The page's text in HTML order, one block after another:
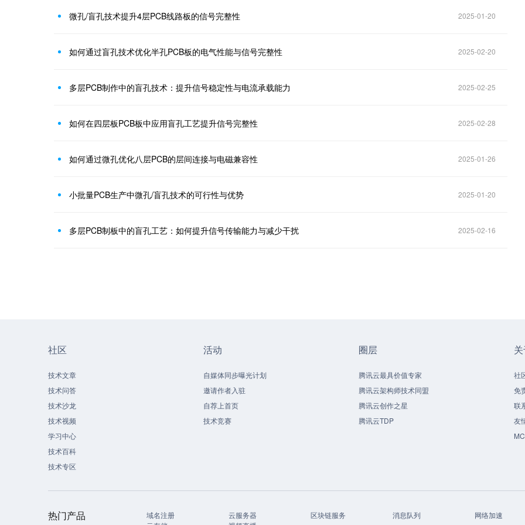
微孔/盲孔技术提升4层PCB线路板的信号完整性 2025-01-20
如何通过盲孔技术优化半孔PCB板的电气性能与信号完整性 2025-02-20
多层PCB制作中的盲孔技术：提升信号稳定性与电流承载能力 2025-02-25
如何在四层板PCB板中应用盲孔工艺提升信号完整性 2025-02-28
如何通过微孔优化八层PCB的层间连接与电磁兼容性 2025-01-26
小批量PCB生产中微孔/盲孔技术的可行性与优势 2025-01-20
多层PCB制板中的盲孔工艺：如何提升信号传输能力与减少干扰 2025-02-16
社区
技术文章
技术问答
技术沙龙
技术视频
学习中心
技术百科
技术专区
活动
自媒体同步曝光计划
邀请作者入驻
自荐上首页
技术竞赛
圈层
腾讯云最具价值专家
腾讯云架构师技术同盟
腾讯云创作之星
腾讯云TDP
社
免
联
友
热门产品 域名注册 云服务器 区块链服务 消息队列
网络加速